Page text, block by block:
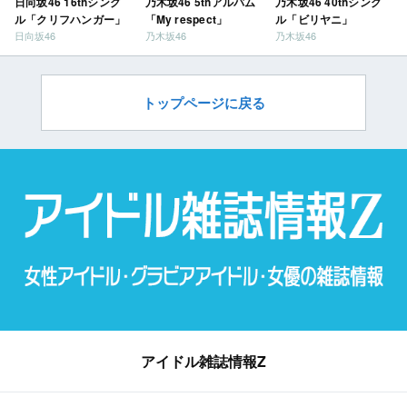
ル「クリフハンガー」
日向坂46
「My respect」
乃木坂46
ル「ビリヤニ」
乃木坂46
トップページに戻る
アイドル雑誌情報Z